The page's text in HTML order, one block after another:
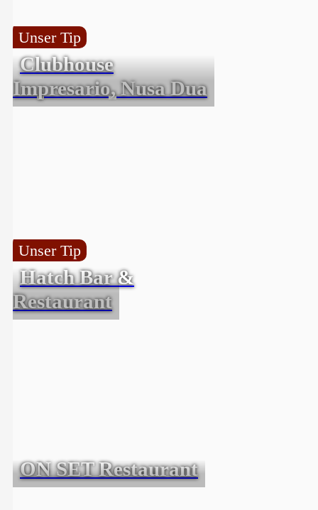
Unser Tip
Clubhouse
Impresario, Nusa Dua
Unser Tip
Hatch Bar &
Restaurant
ON SET Restaurant